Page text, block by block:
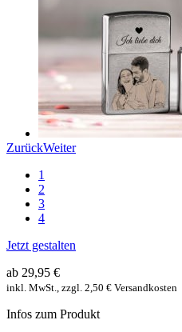
ZurückWeiter
1
2
3
4
Jetzt gestalten
ab 29,95 €
inkl. MwSt., zzgl. 2,50 € Versandkosten
Infos zum Produkt